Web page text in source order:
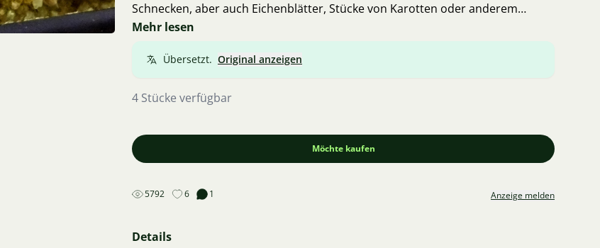
Schnecken, aber auch Eichenblätter, Stücke von Karotten oder anderem
Gemüse sowie Stücke von rohem Filet. Für Fische und Pflanzen können sie
Mehr lesen
Übersetzt. Original anzeigen
4 Stücke verfügbar
Möchte kaufen
5792 6 1 Anzeige melden
Details